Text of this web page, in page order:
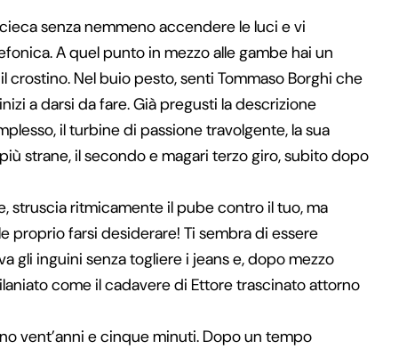
senza nemmeno accendere le luci e vi
A quel punto in mezzo alle gambe hai un
Nel buio pesto, senti Tommaso Borghi che
a darsi da fare. Già pregusti la descrizione
il turbine di passione travolgente, la sua
strane, il secondo e magari terzo giro, subito dopo
struscia ritmicamente il pube contro il tuo, ma
proprio farsi desiderare! Ti sembra di essere
gli inguini senza togliere i jeans e, dopo mezzo
come il cadavere di Ettore trascinato attorno
vent’anni e cinque minuti. Dopo un tempo